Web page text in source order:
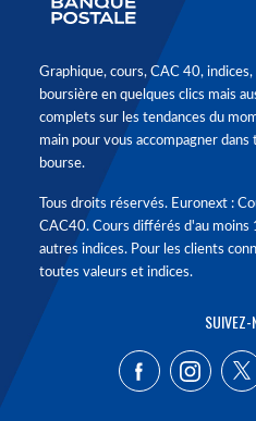
Graphique, cours, CAC 40,
boursière en quelques clics mais
complets sur les tendances du
main pour vous accompagner
bourse.
Tous droits réservés. Euronext :
CAC40. Cours différés d'au
autres indices. Pour les clients
toutes valeurs et indices.
SUIVEZ-